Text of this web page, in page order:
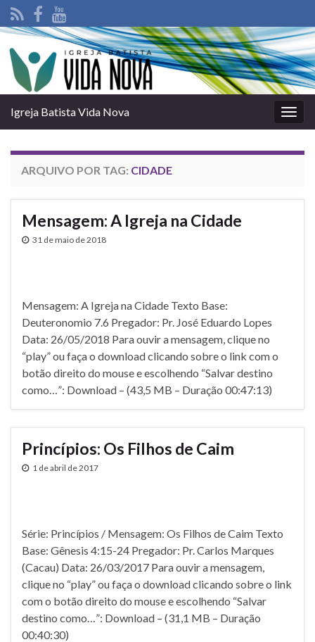
Igreja Batista Vida Nova
ARQUIVO POR TAG: CIDADE
Mensagem: A Igreja na Cidade
31 de maio de 2018
Mensagem: A Igreja na Cidade Texto Base:
Deuteronomio 7.6 Pregador: Pr. José Eduardo Lopes
Data: 26/05/2018 Para ouvir a mensagem, clique no
“play” ou faça o download clicando sobre o link com o
botão direito do mouse e escolhendo “Salvar destino
como…”: Download – (43,5 MB – Duração 00:47:13)
Princí­pios: Os Filhos de Caim
1 de abril de 2017
Série: Princí­pios / Mensagem: Os Filhos de Caim Texto
Base: Gênesis 4:15-24 Pregador: Pr. Carlos Marques
(Cacau) Data: 26/03/2017 Para ouvir a mensagem,
clique no “play” ou faça o download clicando sobre o link
com o botão direito do mouse e escolhendo “Salvar
destino como…”: Download – (31,1 MB – Duração
00:40:30)